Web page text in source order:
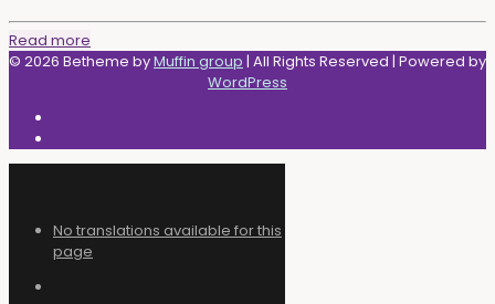
Read more
© 2026 Betheme byMuffin group | All Rights Reserved | Powered by
WordPress
No translations available for this
page